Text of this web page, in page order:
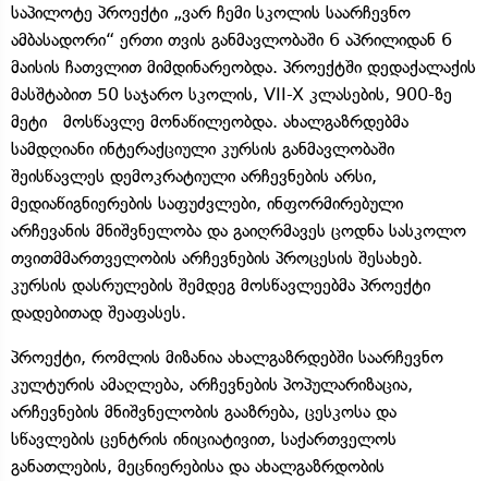
საპილოტე პროექტი „ვარ ჩემი სკოლის საარჩევნო
ამბასადორი“ ერთი თვის განმავლობაში 6 აპრილიდან 6
მაისის ჩათვლით მიმდინარეობდა. პროექტში დედაქალაქის
მასშტაბით 50 საჯარო სკოლის, VII-X კლასების, 900-ზე
მეტი მოსწავლე მონაწილეობდა. ახალგაზრდებმა
სამდღიანი ინტერაქციული კურსის განმავლობაში
შეისწავლეს დემოკრატიული არჩევნების არსი,
მედიაწიგნიერების საფუძვლები, ინფორმირებული
არჩევანის მნიშვნელობა და გაიღრმავეს ცოდნა სასკოლო
თვითმმართველობის არჩევნების პროცესის შესახებ.
კურსის დასრულების შემდეგ მოსწავლეებმა პროექტი
დადებითად შეაფასეს.
პროექტი, რომლის მიზანია ახალგაზრდებში საარჩევნო
კულტურის ამაღლება, არჩევნების პოპულარიზაცია,
არჩევნების მნიშვნელობის გააზრება, ცესკოსა და
სწავლების ცენტრის ინიციატივით, საქართველოს
განათლების, მეცნიერებისა და ახალგაზრდობის